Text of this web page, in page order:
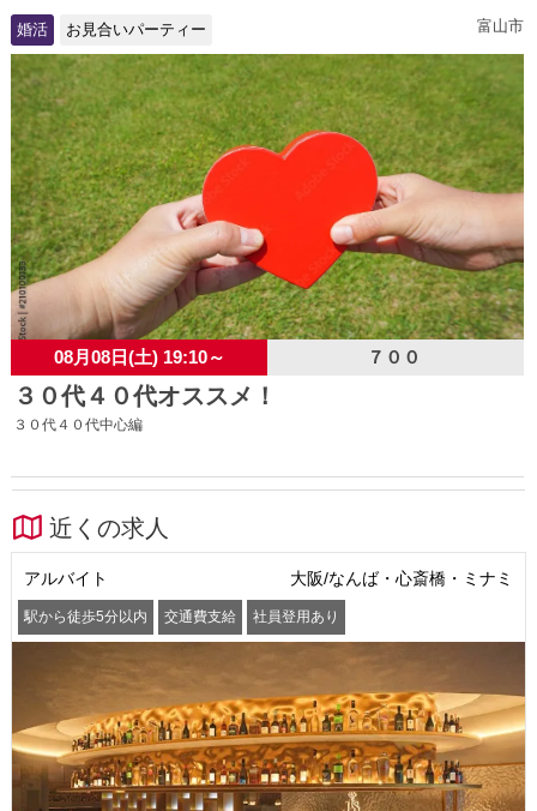
婚活 お見合いパーティー 富山市
08月08日(土) 19:10～ ７００
３０代４０代オススメ！
３０代４０代中心編
近くの求人
アルバイト 大阪/なんば・心斎橋・ミナミ
駅から徒歩5分以内 交通費支給 社員登用あり